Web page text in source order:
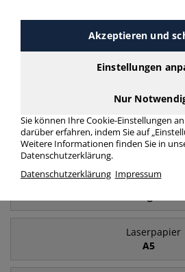
Häufig
A4
Laserpapier
A4 - 500 Blatt
Laserpapier
Laserpapier
A5
Akzeptieren und
Einstellungen
Nur
Sie können Ihre Cookie-Einstellungen
darüber erfahren, indem Sie auf
Weitere Informationen finden Sie in
Datenschutzerklärung.
Datenschutzerklärung Impressum